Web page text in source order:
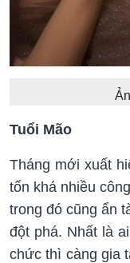
Tuổi Mão
Tháng mới xuất
tốn khá nhiều
trong đó cũng ẩn
đột phá. Nhất là
chức thì càng gia